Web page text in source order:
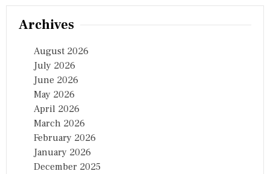
Archives
August 2026
July 2026
June 2026
May 2026
April 2026
March 2026
February 2026
January 2026
December 2025